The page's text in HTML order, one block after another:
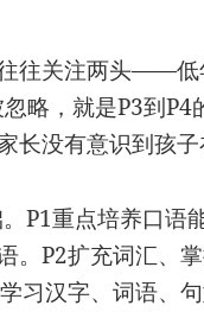
往关注两头——低
略，就是P3到
长没有意识到孩子
P1重点培养口语
。P2扩充词汇、
习汉字、词语、